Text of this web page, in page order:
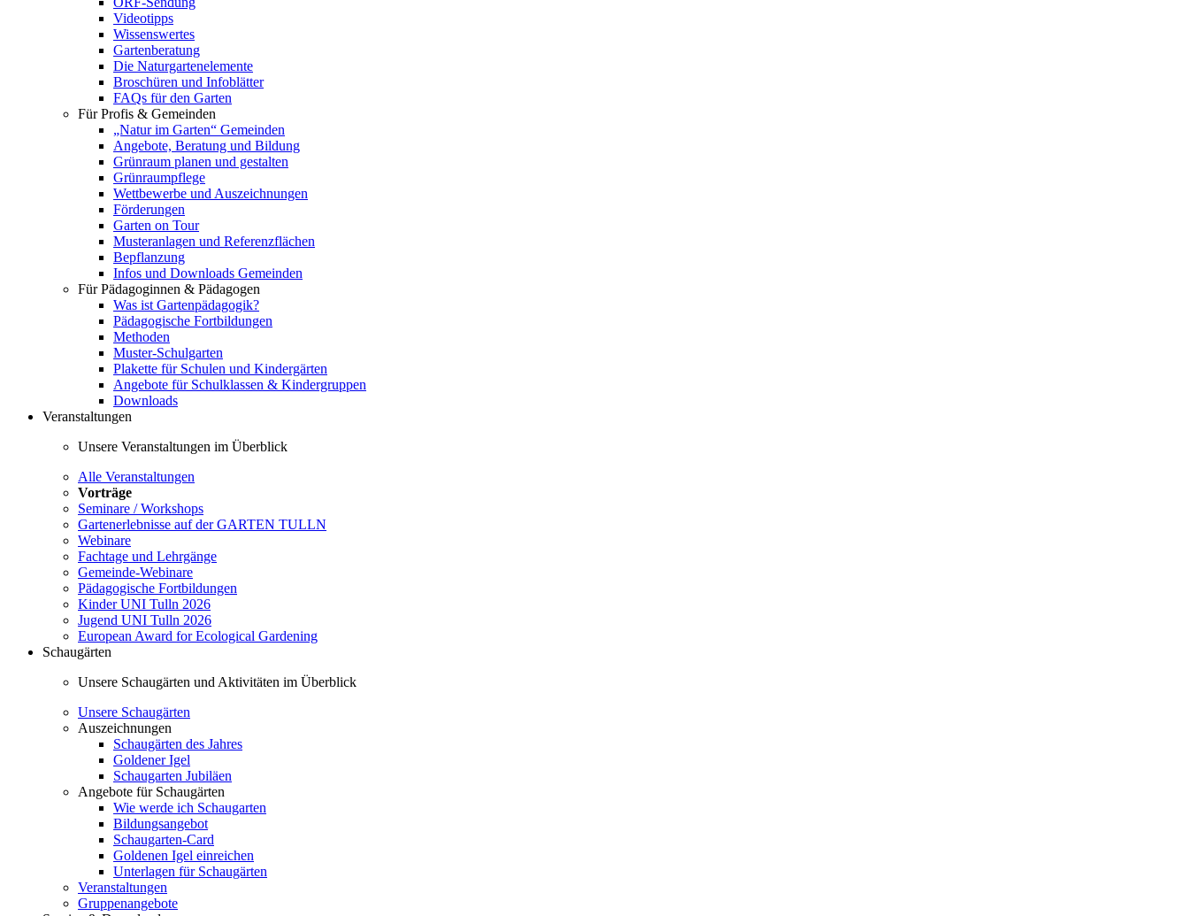
Videotipps
Wissenswertes
Gartenberatung
Die Naturgartenelemente
Broschüren und Infoblätter
FAQs für den Garten
Für Profis & Gemeinden
„Natur im Garten“ Gemeinden
Angebote, Beratung und Bildung
Grünraum planen und gestalten
Grünraumpflege
Wettbewerbe und Auszeichnungen
Förderungen
Garten on Tour
Musteranlagen und Referenzflächen
Bepflanzung
Infos und Downloads Gemeinden
Für Pädagoginnen & Pädagogen
Was ist Gartenpädagogik?
Pädagogische Fortbildungen
Methoden
Muster-Schulgarten
Plakette für Schulen und Kindergärten
Angebote für Schulklassen & Kindergruppen
Downloads
Veranstaltungen
Unsere Veranstaltungen im Überblick
Alle Veranstaltungen
Vorträge
Seminare / Workshops
Gartenerlebnisse auf der GARTEN TULLN
Webinare
Fachtage und Lehrgänge
Gemeinde-Webinare
Pädagogische Fortbildungen
Kinder UNI Tulln 2026
Jugend UNI Tulln 2026
European Award for Ecological Gardening
Schaugärten
Unsere Schaugärten und Aktivitäten im Überblick
Unsere Schaugärten
Auszeichnungen
Schaugärten des Jahres
Goldener Igel
Schaugarten Jubiläen
Angebote für Schaugärten
Wie werde ich Schaugarten
Bildungsangebot
Schaugarten-Card
Goldenen Igel einreichen
Unterlagen für Schaugärten
Veranstaltungen
Gruppenangebote